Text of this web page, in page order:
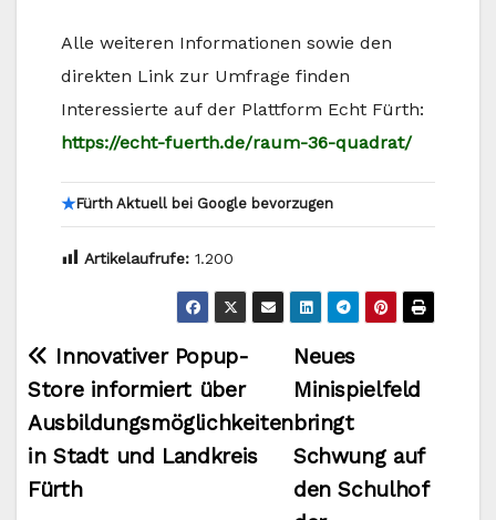
Alle weiteren Informationen sowie den
direkten Link zur Umfrage finden
Interessierte auf der Plattform Echt Fürth:
https://echt-fuerth.de/raum-36-quadrat/
★Fürth Aktuell bei Google bevorzugen
Artikelaufrufe: 1.200
Beitragsnavigation
Neues
Minispielfeld
bringt
Schwung auf
den Schulhof
Innovativer Popup-
Store informiert über
Ausbildungsmöglichkeiten
in Stadt und Landkreis
Fürth